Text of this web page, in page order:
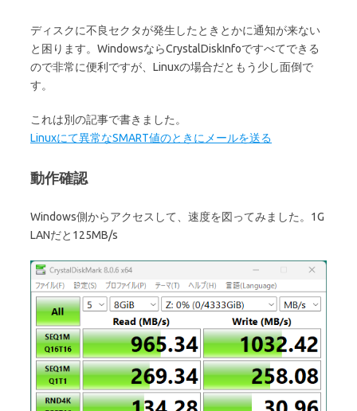
ディスクに不良セクタが発生したときとかに通知が来ない
と困ります。WindowsならCrystalDiskInfoですべてできる
ので非常に便利ですが、Linuxの場合だともう少し面倒で
す。
これは別の記事で書きました。
Linuxにて異常なSMART値のときにメールを送る
動作確認
Windows側からアクセスして、速度を図ってみました。1G
LANだと125MB/s